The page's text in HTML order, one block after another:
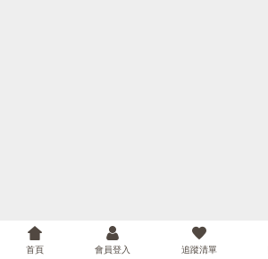
首頁 會員登入 追蹤清單